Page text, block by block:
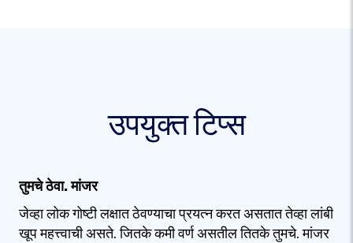
उपयुक्त टिप्स
तुमचे ठेवा. मांजर
जेव्हा लोक गोष्टी लक्षात ठेवण्याचा प्रयत्न करत असतात तेव्हा लांबी
खूप महत्त्वाची असते. जितके कमी वर्ण असतील तितके तुमचे. मांजर